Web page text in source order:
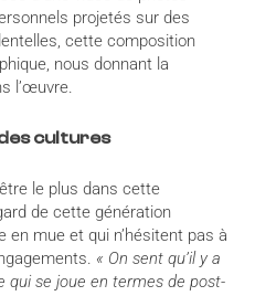
projetés sur des
cette composition
nous donnant la
l’œuvre.
cultures
le plus dans cette
de cette génération
en mue et qui n’hésitent pas à
« On sent qu’il y a
qui se joue en termes de post-